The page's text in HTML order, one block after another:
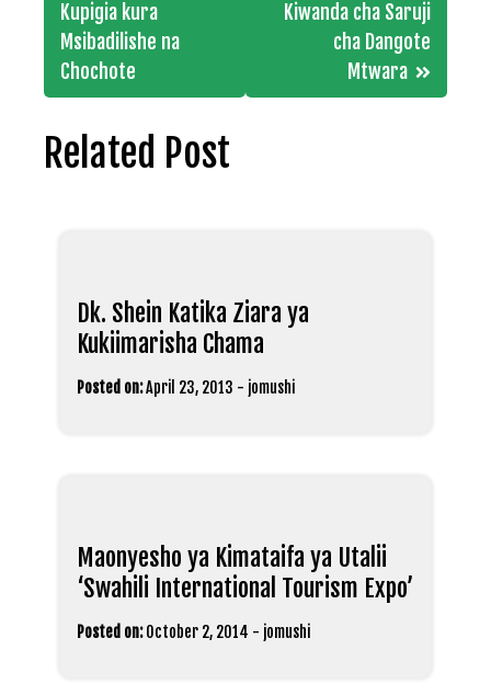
navigation
Kupigia kura
Msibadilishe na
Chochote
Kiwanda cha Saruji
cha Dangote
Mtwara
Related Post
Dk. Shein Katika Ziara ya
Kukiimarisha Chama
Posted on:April 23, 2013 - jomushi
Maonyesho ya Kimataifa ya Utalii
‘Swahili International Tourism Expo’
Posted on: October 2, 2014 - jomushi